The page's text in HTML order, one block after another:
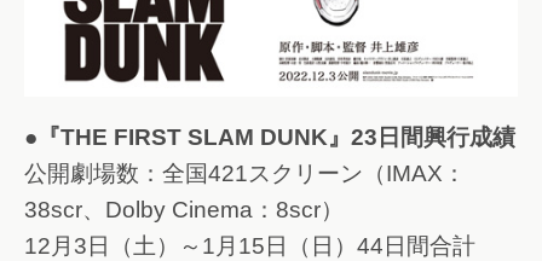
●『THE FIRST SLAM DUNK』23日間興行成績
公開劇場数：全国421スクリーン（IMAX：
38scr、Dolby Cinema：8scr）
12月3日（土）～1月15日（日）44日間合計